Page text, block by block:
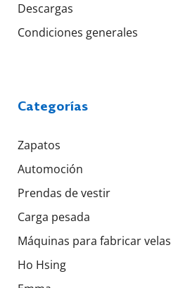
Descargas
Condiciones generales
Categorías
Zapatos
Automoción
Prendas de vestir
Carga pesada
Máquinas para fabricar velas
Ho Hsing